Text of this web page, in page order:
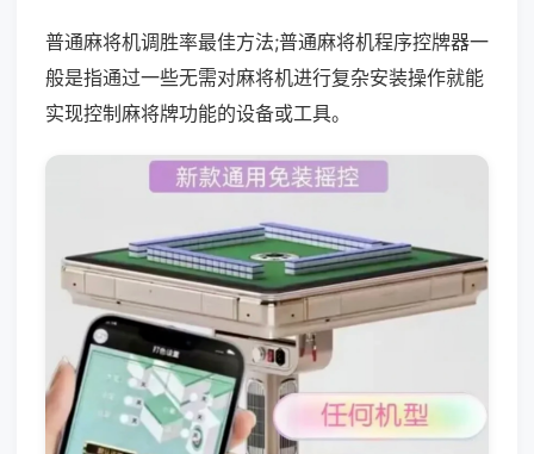
普通麻将机调胜率最佳方法;普通麻将机程序控牌器一
般是指通过一些无需对麻将机进行复杂安装操作就能
实现控制麻将牌功能的设备或工具。